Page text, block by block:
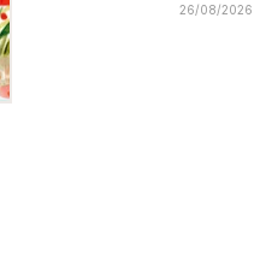
26/08/2026